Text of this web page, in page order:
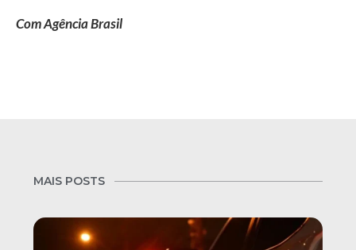
Com Agência Brasil
MAIS POSTS